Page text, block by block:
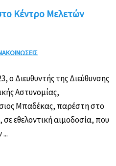
Κέντρο Μελετών
ο Διευθυντής της Διεύθυνσης
Αστυνομίας,
Μπαδέκας, παρέστη στο
εθελοντική αιμοδοσία, που